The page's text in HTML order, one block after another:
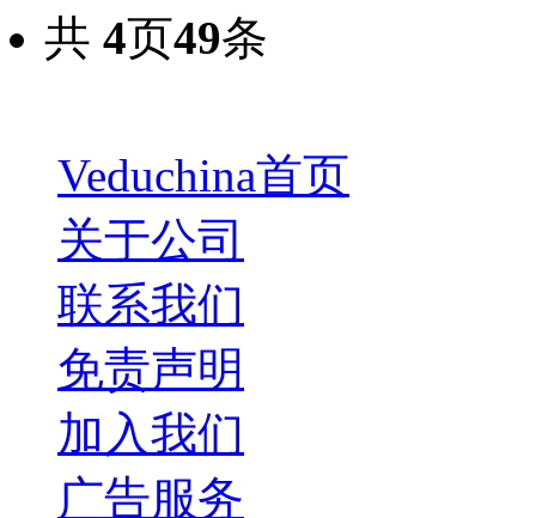
共 4页49条
Veduchina首页
关于公司
联系我们
免责声明
加入我们
广告服务